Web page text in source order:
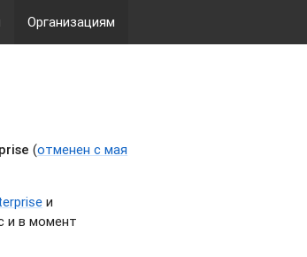
Организациям
(отменен с мая
и
и в момент